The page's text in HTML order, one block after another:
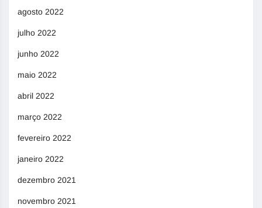
agosto 2022
julho 2022
junho 2022
maio 2022
abril 2022
março 2022
fevereiro 2022
janeiro 2022
dezembro 2021
novembro 2021